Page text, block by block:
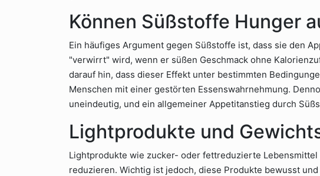
Können Süßstoffe Hunger
Ein häufiges Argument gegen Süßstoffe ist, dass sie den
"verwirrt" wird, wenn er süßen Geschmack ohne
darauf hin, dass dieser Effekt unter bestimmten
Menschen mit einer gestörten Essenswahrnehmung.
uneindeutig, und ein allgemeiner Appetitanstieg durch
Lightprodukte und
Lightprodukte wie zucker- oder fettreduzierte
reduzieren. Wichtig ist jedoch, diese Produkte bewusst